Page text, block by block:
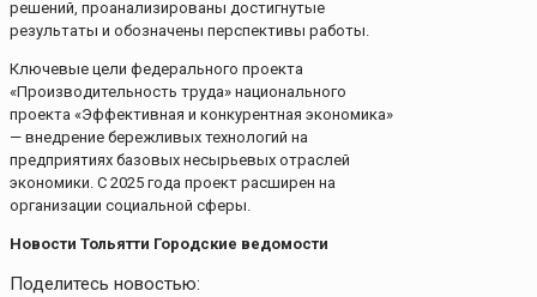
решений, проанализированы достигнутые
результаты и обозначены перспективы работы.
Ключевые цели федерального проекта
«Производительность труда» национального
проекта «Эффективная и конкурентная экономика»
— внедрение бережливых технологий на
предприятиях базовых несырьевых отраслей
экономики. С 2025 года проект расширен на
организации социальной сферы.
Новости Тольятти Городские ведомости
Поделитесь новостью: